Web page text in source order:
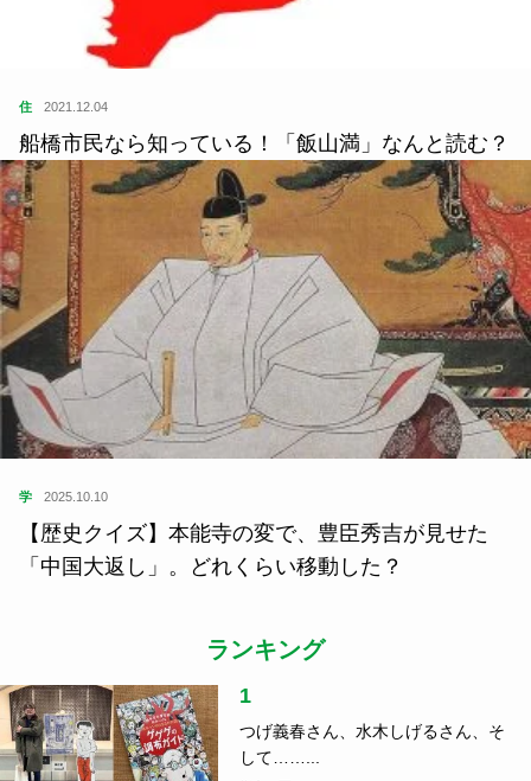
住 2021.12.04
船橋市民なら知っている！「飯山満」なんと読む？
学 2025.10.10
【歴史クイズ】本能寺の変で、豊臣秀吉が見せた
「中国大返し」。どれくらい移動した？
ランキング
1
つげ義春さん、水木しげるさん、そ
して……...